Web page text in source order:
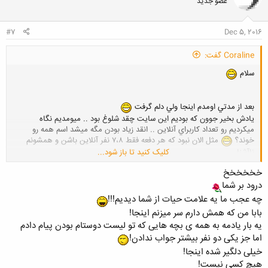
ا
Dec 5, 2016
#7
Coraline گفت:
سلام
بعد از مدتي اومدم اينجا ولي دلم گرفت
يادش بخير جوون كه بوديم اين سايت چقد شلوغ بود .. ميومديم نگاه
ميكرديم رو تعداد كاربراي آنلاين .. انقد زياد بودن مگه ميشد اسم همه رو
خوند؟
مثل الان نبود كه هر دفعه فقط ٧،٨ نفر آنلاين باشن و همشونم
يادش بخير چقد معتاد بوديم
همينكه روزي ٥،٦ ساعت آنلاين ميشديم از خودمون خجالت ميكشيديم :دي يه
وقتايي هم دوستامون بهمون كمك ميكردن مصرفمونو كم كنيم
چي؟ ملت ٢٤ ساعت سرشون تو گوشيه ولي اسم كسي معتاد نيست :|
هيييي روزگار
کلیک کنید تا باز شود...
خخخخخخ
درود بر شما
چه عجب ما یه علامت حیات از شما دیدیم!!!
بابا من که همش دارم سر میزنم اینجا!
یه بار یادمه به همه ی بچه هایی که تو لیست دوستام بودن پیام دادم
اما جز یکی دو نفر بیشتر جواب ندادن!
خیلی دلگیر شده اینجا!
هیچ کسی نیست!